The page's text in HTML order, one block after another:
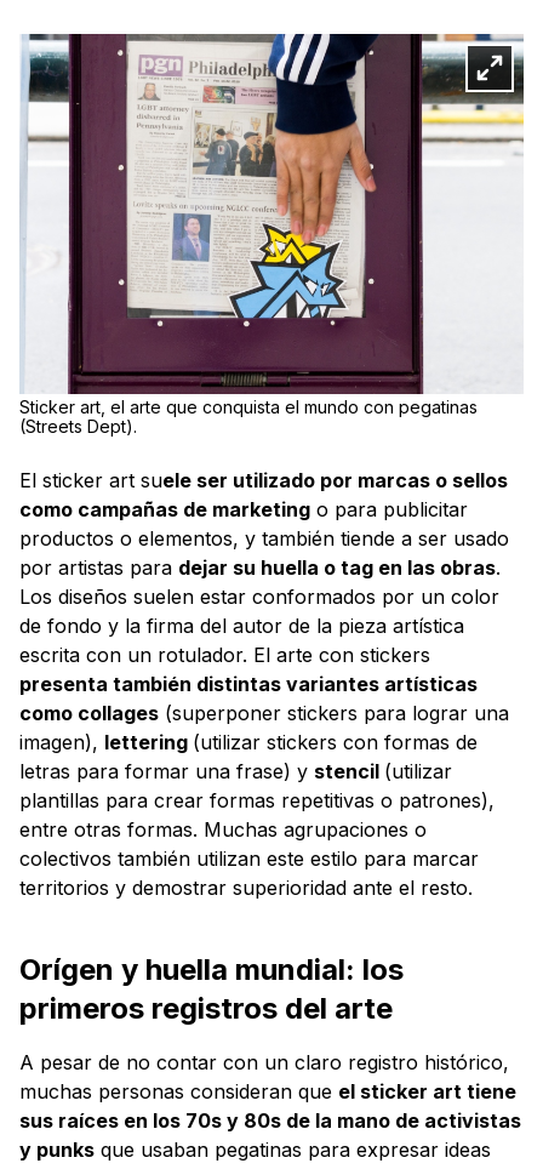
Sticker art, el arte que conquista el mundo con pegatinas
(Streets Dept).
El sticker art suele ser utilizado por marcas o sellos
como campañas de marketing o para publicitar
productos o elementos, y también tiende a ser usado
por artistas para dejar su huella o tag en las obras.
Los diseños suelen estar conformados por un color
de fondo y la firma del autor de la pieza artística
escrita con un rotulador. El arte con stickers
presenta también distintas variantes artísticas
como collages (superponer stickers para lograr una
imagen), lettering (utilizar stickers con formas de
letras para formar una frase) y stencil (utilizar
plantillas para crear formas repetitivas o patrones),
entre otras formas. Muchas agrupaciones o
colectivos también utilizan este estilo para marcar
territorios y demostrar superioridad ante el resto.
Orígen y huella mundial: los
primeros registros del arte
A pesar de no contar con un claro registro histórico,
muchas personas consideran que el sticker art tiene
sus raíces en los 70s y 80s de la mano de activistas
y punks que usaban pegatinas para expresar ideas